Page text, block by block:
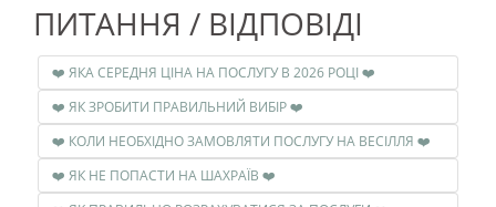
ПИТАННЯ / ВІДПОВІДІ
❤️ ЯКА СЕРЕДНЯ ЦІНА НА ПОСЛУГУ В 2026 РОЦІ ❤️
❤️ ЯК ЗРОБИТИ ПРАВИЛЬНИЙ ВИБІР ❤️
❤️ КОЛИ НЕОБХІДНО ЗАМОВЛЯТИ ПОСЛУГУ НА ВЕСІЛЛЯ ❤️
❤️ ЯК НЕ ПОПАСТИ НА ШАХРАЇВ ❤️